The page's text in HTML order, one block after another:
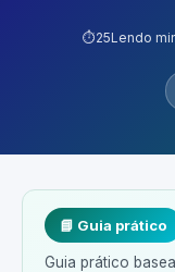
⏱️25Lendo
📘 Guia prático
Guia prático